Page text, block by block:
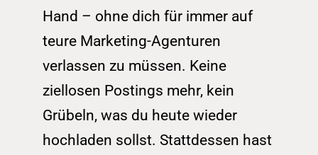
Hand – ohne dich für immer auf
teure Marketing-Agenturen
verlassen zu müssen. Keine
ziellosen Postings mehr, kein
Grübeln, was du heute wieder
hochladen sollst. Stattdessen hast